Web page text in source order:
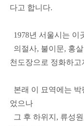
다고 합니다.
1978년 서울시는 이
의절사, 불이문, 홍
천도장으로 정화하고
본래 이 묘역에는
었으나
그 후 하위지, 류성